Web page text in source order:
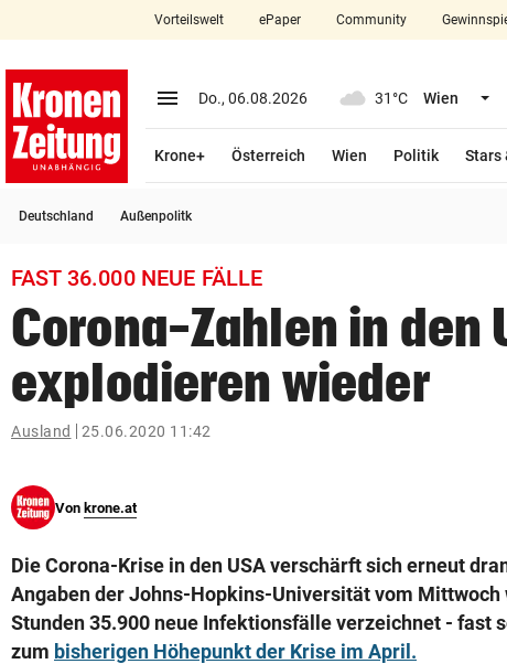
closeSchließen
account_circle Anmelden
arrow_right
bookmark
search
Suchbegriff
eingeben
© Krone Multimedia GmbH & Co KG 2026
Vorteilswelt ePaper Community
menu Menü aufklappen
Do., 06.08.2026 31°C Wien
Krone+ Österreich Wien Politik Stars
Deutschland Außenpolitk
FAST 36.000 NEUE FÄLLE
Corona-Zahlen in den
explodieren wieder
Ausland 25.06.2020 11:42
Von krone.at
Die Corona-Krise in den USA verschärft sich erneut
Angaben der Johns-Hopkins-Universität vom Mittwoch
Stunden 35.900 neue Infektionsfälle verzeichnet - fast
zum bisherigen Höhepunkt der Krise im April.